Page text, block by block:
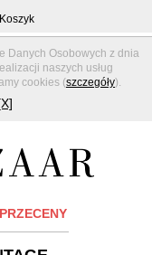
Danych Osobowych z dnia
naszych usług
cookies (szczegóły).
Koszyk
PRZECENY